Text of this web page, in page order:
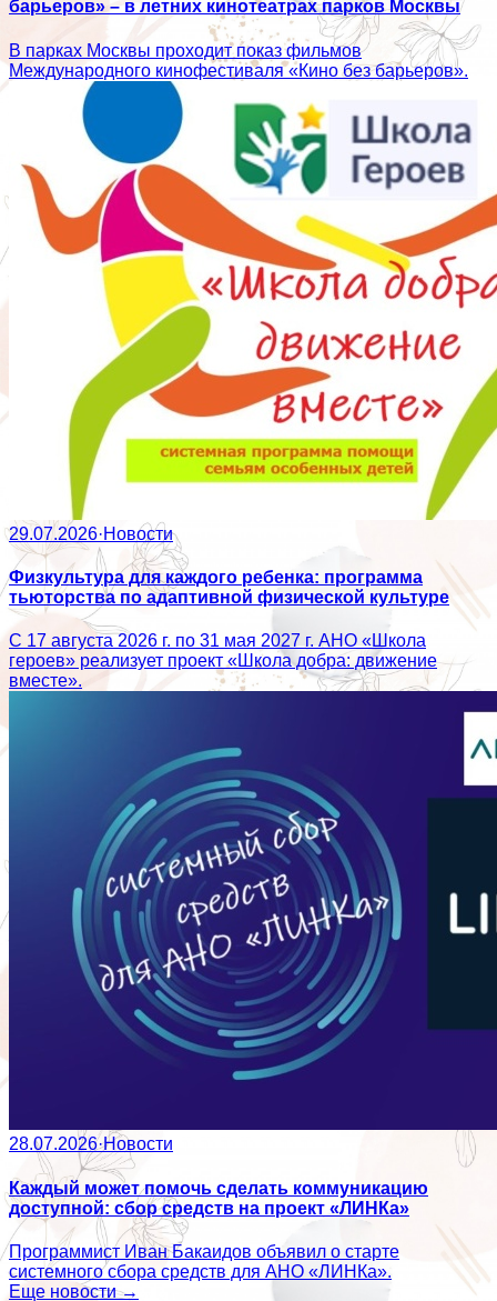
барьеров» – в летних кинотеатрах парков Москвы
В парках Москвы проходит показ фильмов
Международного кинофестиваля «Кино без барьеров».
29.07.2026·Новости
Физкультура для каждого ребенка: программа
тьюторства по адаптивной физической культуре
С 17 августа 2026 г. по 31 мая 2027 г. АНО «Школа
героев» реализует проект «Школа добра: движение
вместе».
28.07.2026·Новости
Каждый может помочь сделать коммуникацию
доступной: сбор средств на проект «ЛИНКа»
Программист Иван Бакаидов объявил о старте
системного сбора средств для АНО «ЛИНКа».
Еще новости →